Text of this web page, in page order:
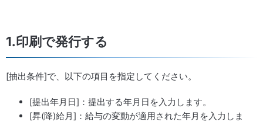
1.印刷で発行する
[抽出条件]で、以下の項目を指定してください。
[提出年月日]：提出する年月日を入力します。
[昇(降)給月]：給与の変動が適用された年月を入力しま